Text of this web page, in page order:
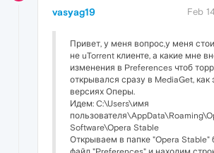
vasyag19 Feb
Привет, у меня вопрос,у меня
не uTorrent клиенте, а какие мне
изменения в Preferences чтоб
открывался сразу в MediaGet, как
версиях Оперы.
Идем: C:\Users\имя
Software\Opera Stable
Открываем в папке "Opera Stable"